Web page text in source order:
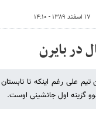
۱۷ اسفند ۱۳۸۹ - ۱۴:۱۰
در بایرن
گزینه اول جانشینی اوست.